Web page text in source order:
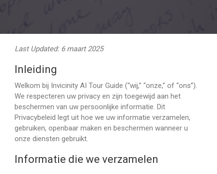
Last Updated: 6 maart 2025
Inleiding
Welkom bij Invicinity AI Tour Guide (“wij,” “onze,” of “ons”).
We respecteren uw privacy en zijn toegewijd aan het
beschermen van uw persoonlijke informatie. Dit
Privacybeleid legt uit hoe we uw informatie verzamelen,
gebruiken, openbaar maken en beschermen wanneer u
onze diensten gebruikt.
Informatie die we verzamelen